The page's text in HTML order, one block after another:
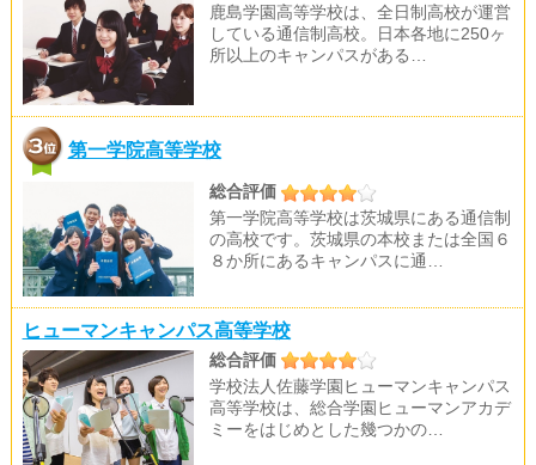
鹿島学園高等学校は、全日制高校が運営
している通信制高校。日本各地に250ヶ
所以上のキャンパスがある…
第一学院高等学校
総合評価
第一学院高等学校は茨城県にある通信制
の高校です。茨城県の本校または全国６
８か所にあるキャンパスに通…
ヒューマンキャンパス高等学校
総合評価
学校法人佐藤学園ヒューマンキャンパス
高等学校は、総合学園ヒューマンアカデ
ミーをはじめとした幾つかの…